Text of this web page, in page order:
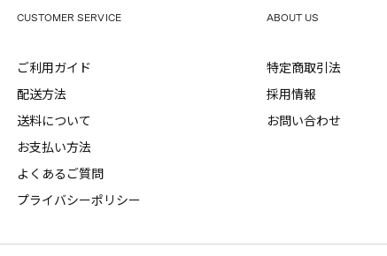
CUSTOMER SERVICE
ご利用ガイド
配送方法
送料について
お支払い方法
よくあるご質問
プライバシーポリシー
ABOUT US
特定商取引法
採用情報
お問い合わせ